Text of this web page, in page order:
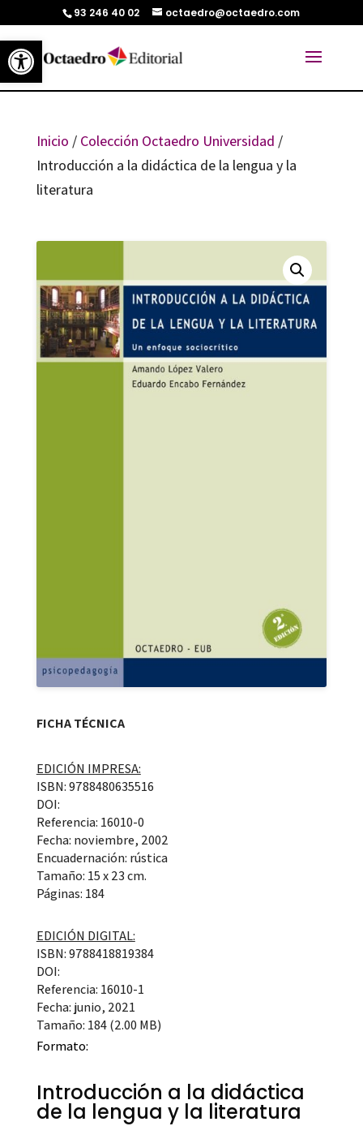
Abrir barra de herramientas
93 246 40 02 octaedro@octaedro.com
Inicio / Colección Octaedro Universidad /
Introducción a la didáctica de la lengua y la
literatura
FICHA TÉCNICA
EDICIÓN IMPRESA:
ISBN: 9788480635516
DOI:
Referencia: 16010-0
Fecha: noviembre, 2002
Encuadernación: rústica
Tamaño: 15 x 23 cm.
Páginas: 184
EDICIÓN DIGITAL:
ISBN: 9788418819384
DOI:
Referencia: 16010-1
Fecha: junio, 2021
Tamaño: 184 (2.00 MB)
Formato:
Introducción a la didáctica
de la lengua y la literatura